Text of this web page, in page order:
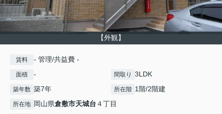
【外観】
賃料 - 管理/共益費 -
面積 - 間取り 3LDK
築年数 築7年 所在階 1階/2階建
所在地 岡山県倉敷市天城台 ４丁目